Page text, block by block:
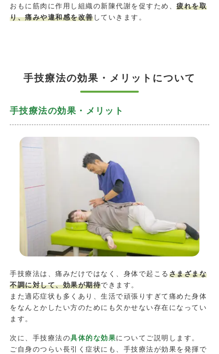
おもに筋肉に作用し組織の新陳代謝を促すため、 疲れを取
り、痛みや違和感を改善していきます。
手技療法の効果・メリットについて
手技療法の効果・メリット
手技療法は、痛みだけではなく、身体で起こる さまざまな
不調に対して、効果が期待できます。
また適応症状も多くあり、生活で頑張りすぎて痛めた身体
をなんとかしたい方のためにも欠かせない存在になってい
ます。
次に、手技療法の具体的な効果についてご説明します。
ご自身のつらい長引く症状にも、手技療法が効果を発揮で